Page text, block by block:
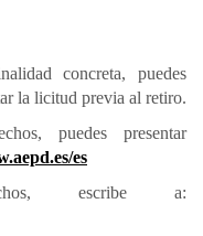
concreta, puedes
la licitud previa al retiro.
puedes presentar
es
escribe a: